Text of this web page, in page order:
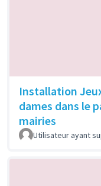
Installation
dames dans le
mairies
Utilisateur ayant